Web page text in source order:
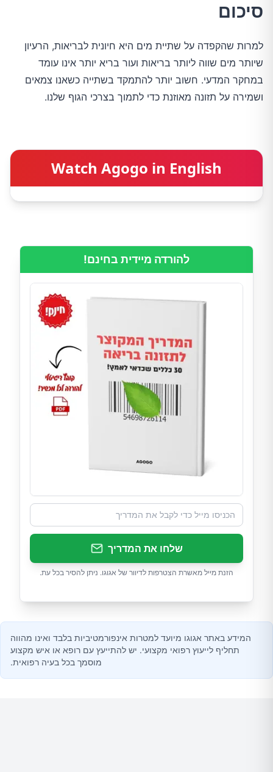
סיכום
למרות שהקפדה על שתיית מים היא חיונית לבריאות, הרעיון
שיותר מים שווה ליותר בריאות ועור בריא יותר אינו עומד
במחקר המדעי. חשוב יותר להתמקד בשתייה כשאנו צמאים
ושמירה על תזונה מאוזנת כדי לתמוך בצרכי הגוף שלנו.
Watch Agogo in English
להורדה מיידית בחינם!
שלחו את המדריך
הזנת מייל מאשרת הצטרפות לדיוור של אגוגו. ניתן להסיר בכל עת.
המידע באתר אגוגו מיועד למטרות אינפורמטיביות בלבד ואינו מהווה
תחליף לייעוץ רפואי מקצועי. יש להתייעץ עם רופא או איש מקצוע
מוסמך בכל בעיה רפואית.